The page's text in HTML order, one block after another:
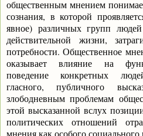
общественным мнением
сознания, в которой
явное) различных групп
действительной жизни,
потребности. Общественное
оказывает влияние на
поведение конкретных
гласного, публичного
злободневным проблемам
этой высказанной вслух
политических отношений
мнения как особого социального